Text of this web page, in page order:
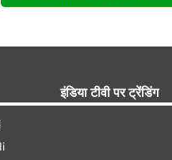
इंडिया टीवी पर ट्रेंडिंग